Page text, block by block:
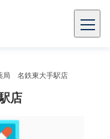
局 名鉄東大手駅店
店